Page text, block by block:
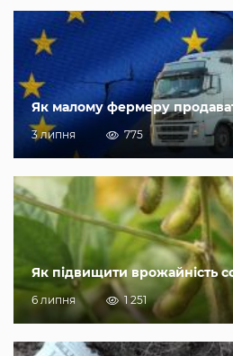
Як малому фермеру
3 липня 775
Як підвищити врожайність
6 липня 1 251